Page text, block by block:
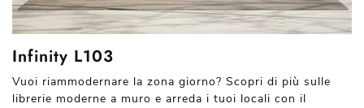
Infinity L103
Vuoi riammodernare la zona giorno? Scopri di più sulle
librerie moderne a muro e arreda i tuoi locali con il